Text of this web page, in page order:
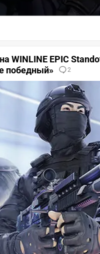
WINLINE EPIC
победный»
2